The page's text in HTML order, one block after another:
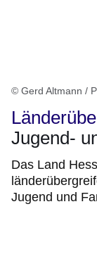
© Gerd Altmann /
Jugend-
Das Land
Jugend und